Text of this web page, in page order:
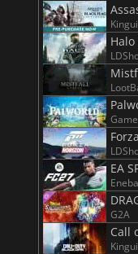
EA
Eneba
G2A
Call